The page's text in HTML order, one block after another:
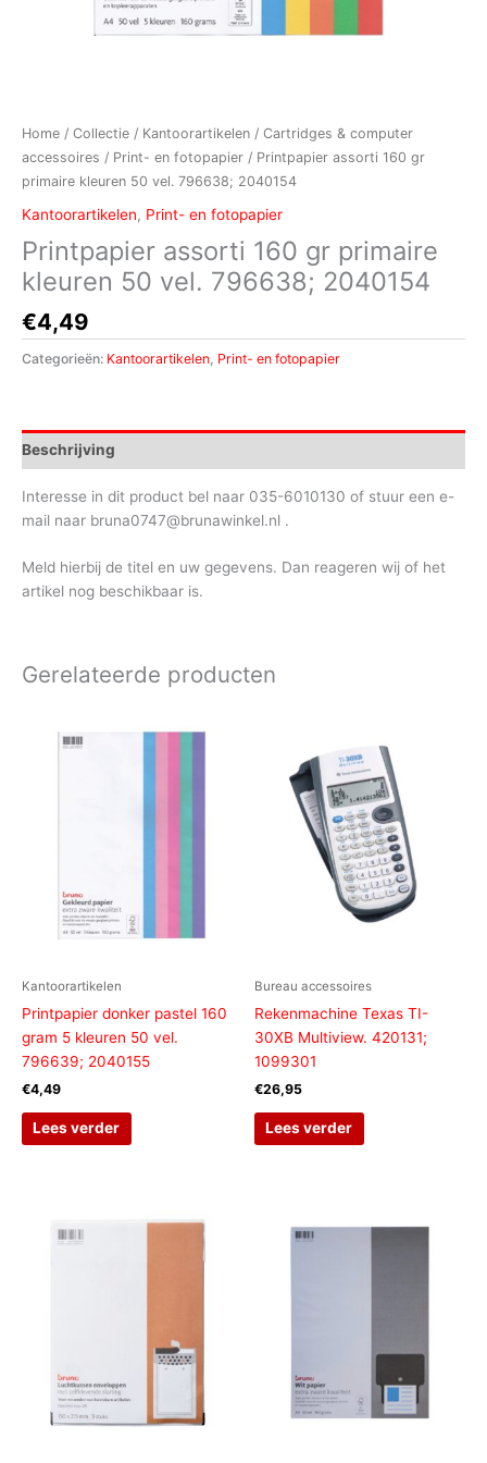
Home / Collectie / Kantoorartikelen / Cartridges & computer
accessoires / Print- en fotopapier / Printpapier assorti 160 gr
primaire kleuren 50 vel. 796638; 2040154
Kantoorartikelen, Print- en fotopapier
Printpapier assorti 160 gr primaire
kleuren 50 vel. 796638; 2040154
€4,49
Categorieën: Kantoorartikelen Print- en fotopapier
Beschrijving
Interesse in dit product bel naar 035-6010130 of stuur een e-
mail naar bruna0747@brunawinkel.nl .
Meld hierbij de titel en uw gegevens. Dan reageren wij of het
artikel nog beschikbaar is.
Gerelateerde producten
Kantoorartikelen
Printpapier donker pastel 160
gram 5 kleuren 50 vel.
796639; 2040155
€4,49
Lees verder
Bureau accessoires
Rekenmachine Texas TI-
30XB Multiview. 420131;
1099301
€26,95
Lees verder